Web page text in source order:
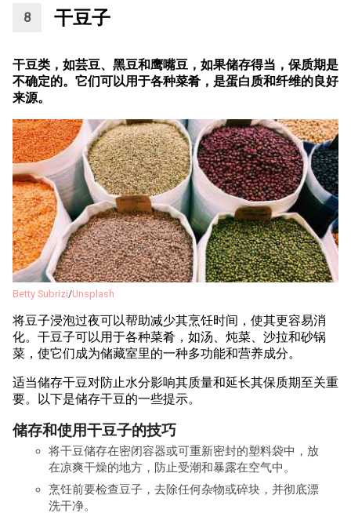
干豆子
干豆类，如芸豆、黑豆和鹰嘴豆，如果储存得当，保质期是
不确定的。它们可以用于各种菜肴，是蛋白质和纤维的良好
来源。
Betty Subrizi/Unsplash
将豆子浸泡过夜可以帮助减少其烹饪时间，使其更容易消
化。干豆子可以用于各种菜肴，如汤、炖菜、沙拉和砂锅
菜，使它们成为储藏室里的一种多功能和营养成分。
适当储存干豆对防止水分影响其质量和延长其保质期至关重
要。以下是储存干豆的一些提示。
储存和使用干豆子的技巧
将干豆储存在密闭容器或可重新密封的塑料袋中，放
在凉爽干燥的地方，防止受潮和暴露在空气中。
烹饪前要检查豆子，去除任何杂物或碎块，并彻底漂
洗干净。